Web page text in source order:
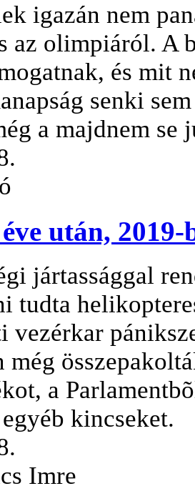
igazán nem
az olimpiáról. A
és mit
senki
a majdnem se
után, 2019-
jártassággal
tudta
vezérkar
még
a
kincseket.
Imre